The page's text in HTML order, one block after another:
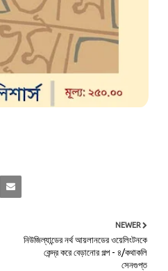
NEWER
নিউজিল্যান্ডের নর্থ আয়লানডের ওয়েলিংটনকে
কেন্দ্র করে বেড়ানোর গল্প - ৪/কথাকলি
সেনগুপ্ত